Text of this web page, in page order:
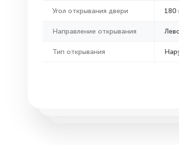
Угол открывания двери 180
Направление открывания
Тип открывания